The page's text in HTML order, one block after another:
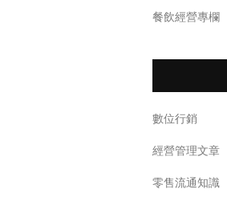
餐飲經營專欄
數位行銷
經營管理文章
零售流通知識